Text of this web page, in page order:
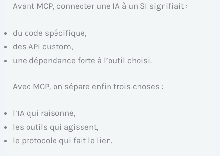
Avant MCP, connecter une IA à un SI signifiait :
du code spécifique,
des API custom,
une dépendance forte à l’outil choisi.
Avec MCP, on sépare enfin trois choses :
l’IA qui raisonne,
les outils qui agissent,
le protocole qui fait le lien.